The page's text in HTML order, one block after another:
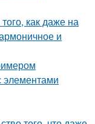
как даже на
и
элементами